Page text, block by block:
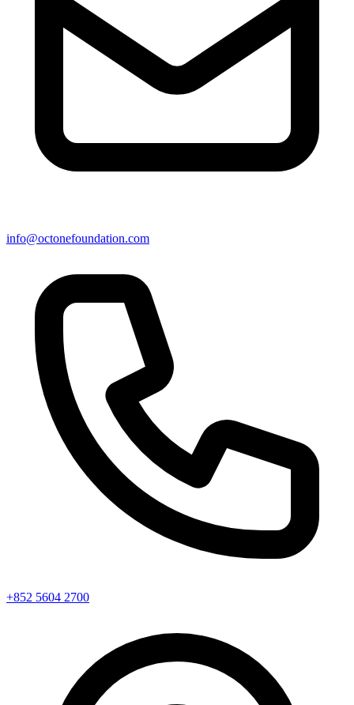
info@octonefoundation.com
+852 5604 2700